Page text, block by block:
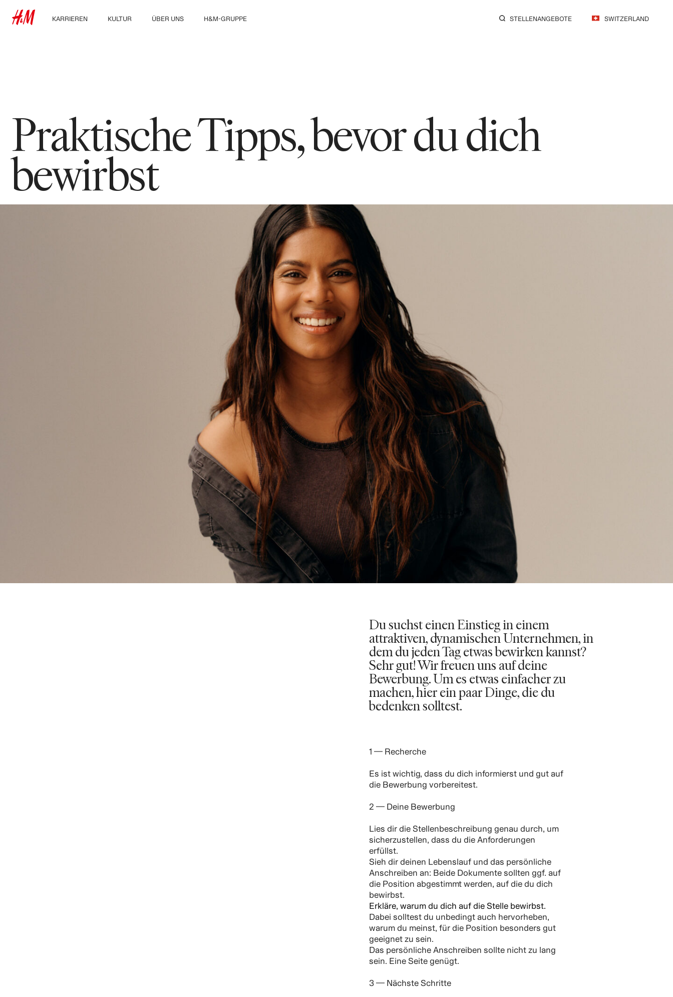
KARRIEREN
KULTUR
ÜBER UNS
H&M-GRUPPE
STELLENANGEBOTE SWITZERLAND
Praktische Tipps, bevor du dich
bewirbst
Du suchst einen Einstieg in einem
attraktiven, dynamischen Unternehmen, in
dem du jeden Tag etwas bewirken kannst?
Sehr gut! Wir freuen uns auf deine
Bewerbung. Um es etwas einfacher zu
machen, hier ein paar Dinge, die du
bedenken solltest.
1 — Recherche
Es ist wichtig, dass du dich informierst und gut auf
die Bewerbung vorbereitest.
2 — Deine Bewerbung
Lies dir die Stellenbeschreibung genau durch, um
sicherzustellen, dass du die Anforderungen
erfüllst.
Sieh dir deinen Lebenslauf und das persönliche
Anschreiben an: Beide Dokumente sollten ggf. auf
die Position abgestimmt werden, auf die du dich
bewirbst.
Erkläre, warum du dich auf die Stelle bewirbst.
Dabei solltest du unbedingt auch hervorheben,
warum du meinst, für die Position besonders gut
geeignet zu sein.
Das persönliche Anschreiben sollte nicht zu lang
sein. Eine Seite genügt.
3 — Nächste Schritte